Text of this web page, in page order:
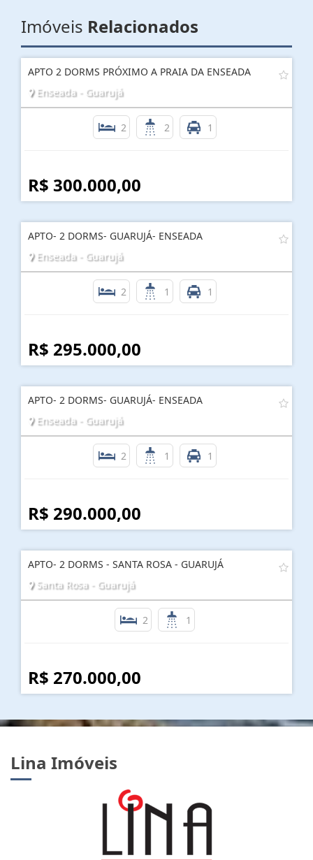
Imóveis Relacionados
APTO 2 DORMS PRÓXIMO A PRAIA DA ENSEADA
Enseada - Guarujá
2 2 1
R$ 300.000,00
APTO- 2 DORMS- GUARUJÁ- ENSEADA
Enseada - Guarujá
2 1 1
R$ 295.000,00
APTO- 2 DORMS- GUARUJÁ- ENSEADA
Enseada - Guarujá
2 1 1
R$ 290.000,00
APTO- 2 DORMS - SANTA ROSA - GUARUJÁ
Santa Rosa - Guarujá
2 1
R$ 270.000,00
Lina Imóveis